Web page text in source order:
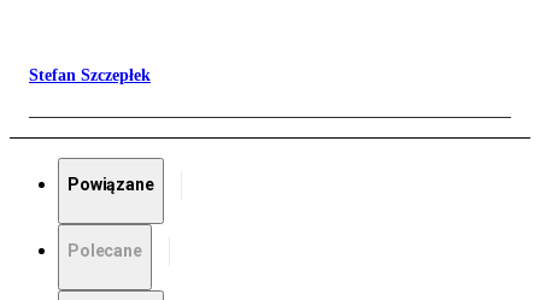
Stefan Szczepłek
Powiązane
Polecane